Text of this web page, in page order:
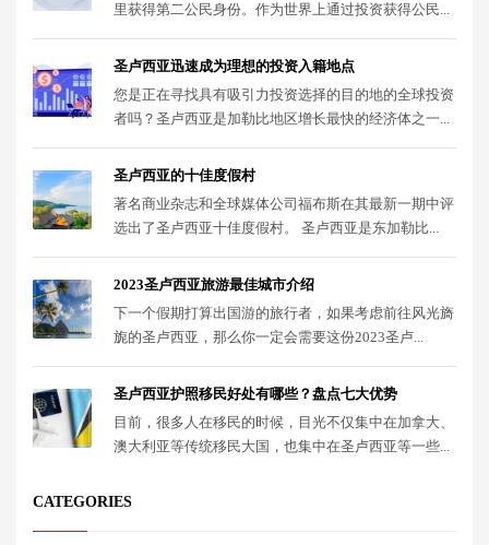
里获得第二公民身份。作为世界上通过投资获得公民...
圣卢西亚迅速成为理想的投资入籍地点
您是正在寻找具有吸引力投资选择的目的地的全球投资
者吗？圣卢西亚是加勒比地区增长最快的经济体之一...
圣卢西亚的十佳度假村
著名商业杂志和全球媒体公司福布斯在其最新一期中评
选出了圣卢西亚十佳度假村。 圣卢西亚是东加勒比...
2023圣卢西亚旅游最佳城市介绍
下一个假期打算出国游的旅行者，如果考虑前往风光旖
旎的圣卢西亚，那么你一定会需要这份2023圣卢...
圣卢西亚护照移民好处有哪些？盘点七大优势
目前，很多人在移民的时候，目光不仅集中在加拿大、
澳大利亚等传统移民大国，也集中在圣卢西亚等一些...
CATEGORIES